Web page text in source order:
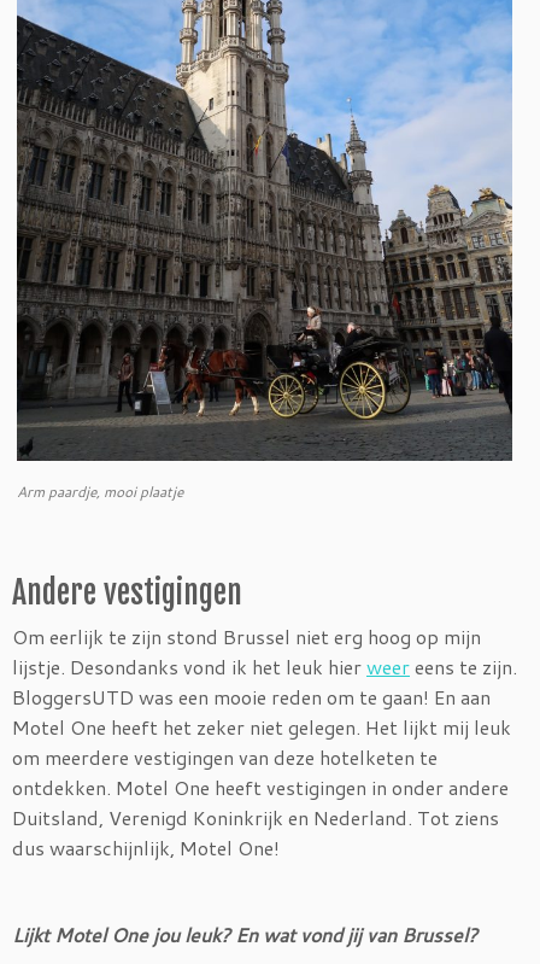
Arm paardje, mooi plaatje
Andere vestigingen
Om eerlijk te zijn stond Brussel niet erg hoog op mijn
lijstje. Desondanks vond ik het leuk hierweereens te zijn.
BloggersUTD was een mooie reden om te gaan! En aan
Motel One heeft het zeker niet gelegen. Het lijkt mij leuk
om meerdere vestigingen van deze hotelketen te
ontdekken. Motel One heeft vestigingen in onder andere
Duitsland, Verenigd Koninkrijk en Nederland. Tot ziens
dus waarschijnlijk, Motel One!
Lijkt Motel One jou leuk? En wat vond jij van Brussel?